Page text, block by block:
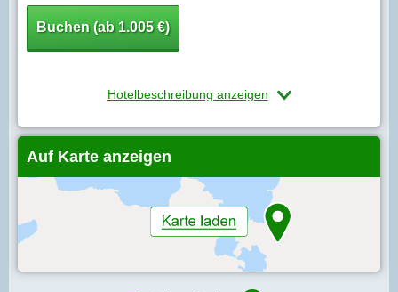
Buchen (ab 1.005 €)
Hotelbeschreibung anzeigen
Auf Karte anzeigen